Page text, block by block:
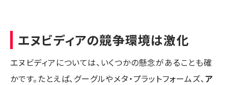
エヌビディアの競争環境は激化
エヌビディアについては、いくつかの懸念があることも確
かです。たとえば、グーグルやメタ・プラットフォームズ、ア